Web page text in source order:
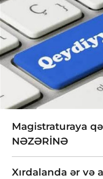
Magistraturaya
NƏZƏRİNƏ
Xırdalanda ər və